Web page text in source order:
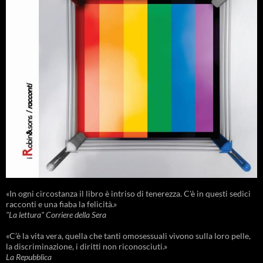
«In ogni circostanza il libro è intriso di tenerezza. C'è in questi sedici
racconti e una fiaba la felicità.»
"La lettura" Corriere della Sera
«C’è la vita vera, quella che tanti omosessuali vivono sulla loro pelle,
la discriminazione, i diritti non riconosciuti.»
La Repubblica